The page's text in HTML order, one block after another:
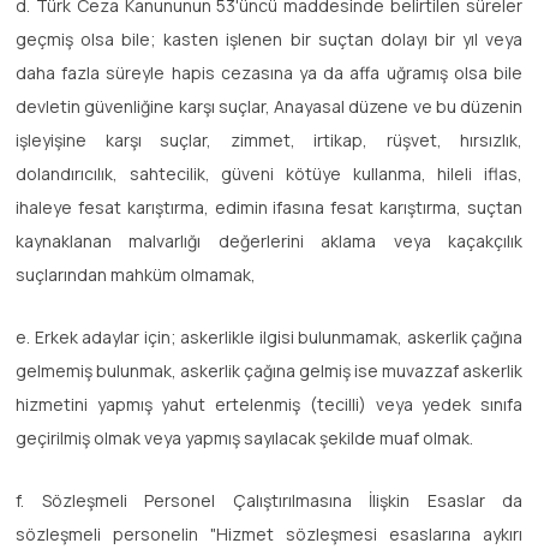
d. Türk Ceza Kanununun 53'üncü maddesinde belirtilen süreler
geçmiş olsa bile; kasten işlenen bir suçtan dolayı bir yıl veya
daha fazla süreyle hapis cezasına ya da affa uğramış olsa bile
devletin güvenliğine karşı suçlar, Anayasal düzene ve bu düzenin
işleyişine karşı suçlar, zimmet, irtikap, rüşvet, hırsızlık,
dolandırıcılık, sahtecilik, güveni kötüye kullanma, hileli iflas,
ihaleye fesat karıştırma, edimin ifasına fesat karıştırma, suçtan
kaynaklanan malvarlığı değerlerini aklama veya kaçakçılık
suçlarından mahküm olmamak,
e. Erkek adaylar için; askerlikle ilgisi bulunmamak, askerlik çağına
gelmemiş bulunmak, askerlik çağına gelmiş ise muvazzaf askerlik
hizmetini yapmış yahut ertelenmiş (tecilli) veya yedek sınıfa
geçirilmiş olmak veya yapmış sayılacak şekilde muaf olmak.
f. Sözleşmeli Personel Çalıştırılmasına İlişkin Esaslar da
sözleşmeli personelin "Hizmet sözleşmesi esaslarına aykırı